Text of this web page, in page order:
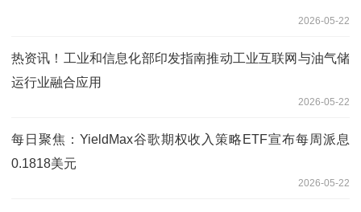
2026-05-22
热资讯！工业和信息化部印发指南推动工业互联网与油气储
运行业融合应用
2026-05-22
每日聚焦：YieldMax谷歌期权收入策略ETF宣布每周派息
0.1818美元
2026-05-22